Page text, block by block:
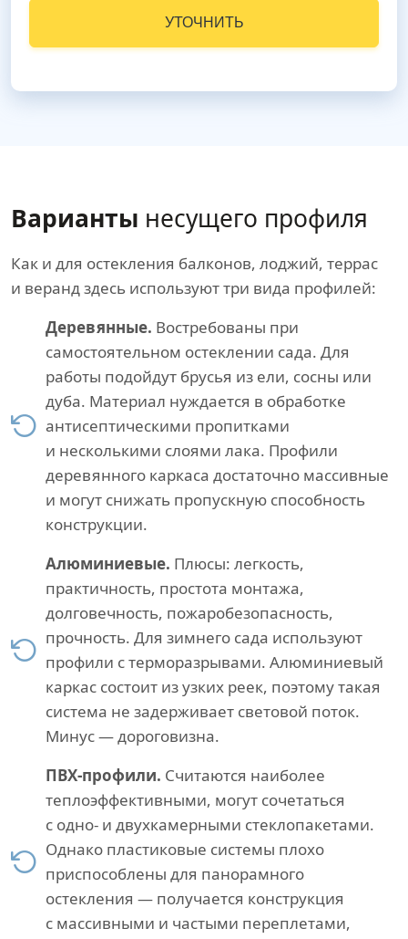
УТОЧНИТЬ
Варианты несущего профиля
Как и для остекления балконов, лоджий, террас
и веранд здесь используют три вида профилей:
Деревянные. Востребованы при
самостоятельном остеклении сада. Для
работы подойдут брусья из ели, сосны или
дуба. Материал нуждается в обработке
антисептическими пропитками
и несколькими слоями лака. Профили
деревянного каркаса достаточно массивные
и могут снижать пропускную способность
конструкции.
Алюминиевые. Плюсы: легкость,
практичность, простота монтажа,
долговечность, пожаробезопасность,
прочность. Для зимнего сада используют
профили с терморазрывами. Алюминиевый
каркас состоит из узких реек, поэтому такая
система не задерживает световой поток.
Минус — дороговизна.
ПВХ-профили. Считаются наиболее
теплоэффективными, могут сочетаться
с одно- и двухкамерными стеклопакетами.
Однако пластиковые системы плохо
приспособлены для панорамного
остекления — получается конструкция
с массивными и частыми переплетами,